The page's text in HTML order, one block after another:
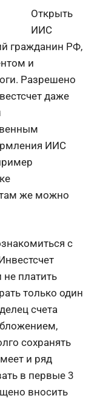
Открыть
ИИС
гражданин РФ,
и
Разрешено
даже
ИИС
же можно
с
платить
только один
счета
сохранять
и ряд
в первые 3
вносить